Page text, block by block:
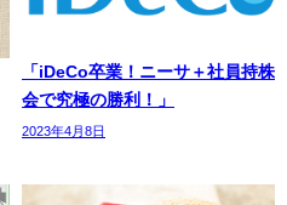
「iDeCo卒業！ニーサ＋社員持株
会で究極の勝利！」
2023年4月8日